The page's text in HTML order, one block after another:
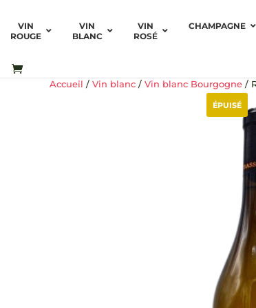
VIN
ROUGE
VIN
BLANC
VIN
ROSÉ
CHAMPAGNE
Accueil / Vin blanc / Vin blanc Bourgogne /
ÉPUISÉ